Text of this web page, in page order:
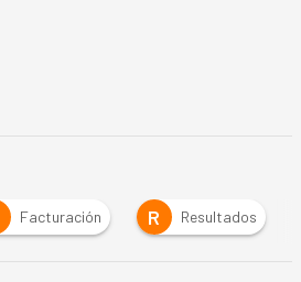
Facturación R Resultados